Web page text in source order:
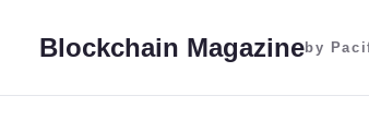
Blockchain Magazineby